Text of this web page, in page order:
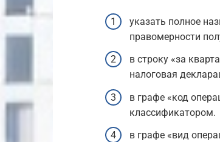
указать полное
правомерности
в строку «за
налоговая
в графе «код
классификатором.
в графе «вид